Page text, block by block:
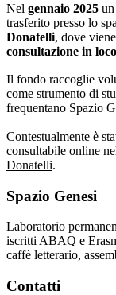
Nel gennaio 2025 un
trasferito presso lo
Donatelli, dove
consultazione in loco
Il fondo raccoglie
come strumento di
frequentano Spazio
Contestualmente è
consultabile online
Donatelli.
Spazio Genesi
Laboratorio
iscritti ABAQ e
caffè letterario,
Contatti